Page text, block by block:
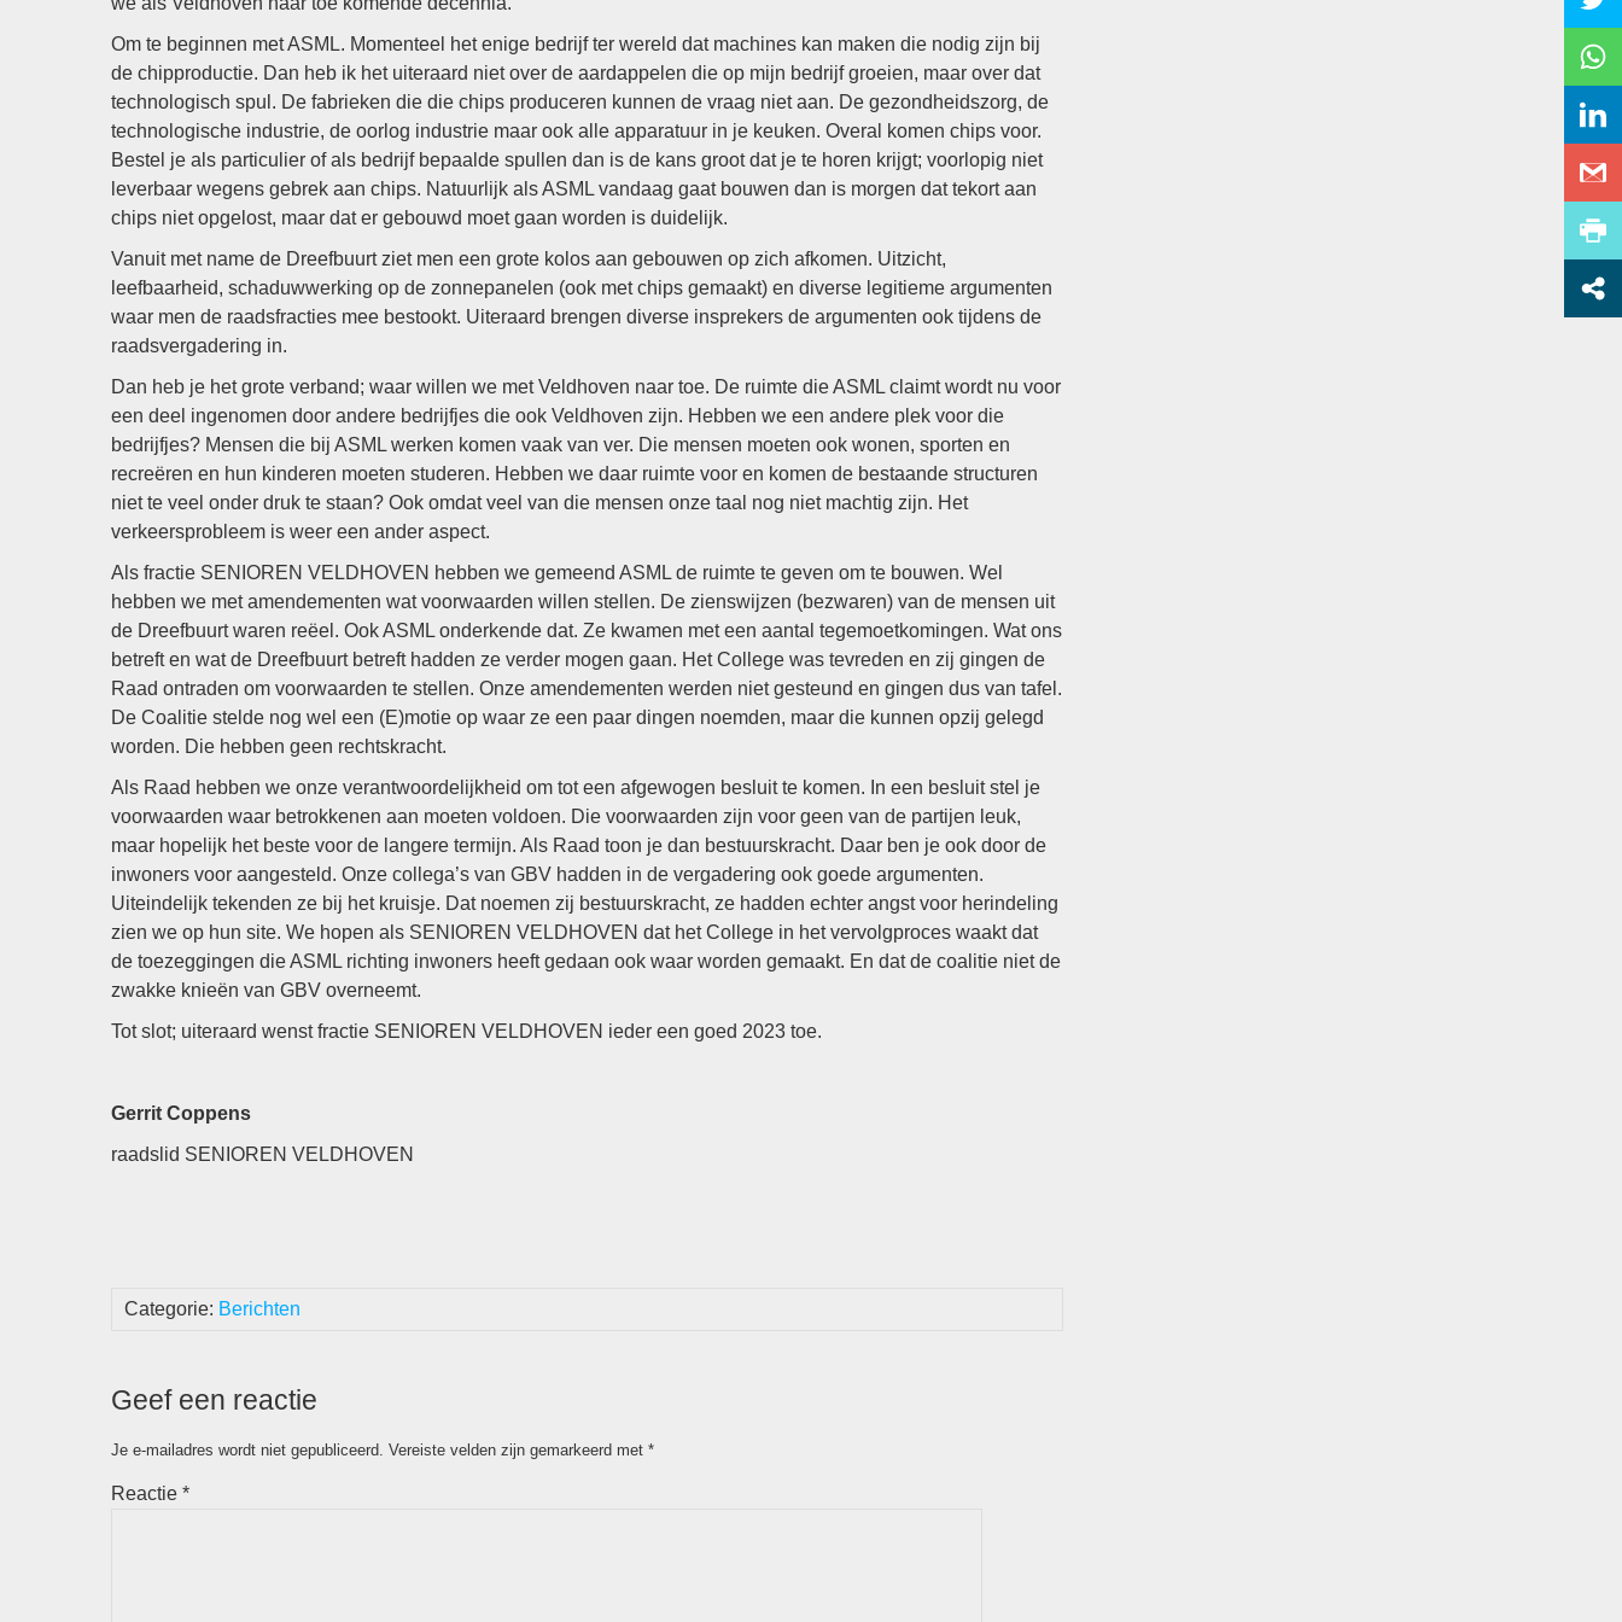
Om te beginnen met ASML. Momenteel het enige bedrijf ter wereld dat machines kan maken die nodig zijn bij
de chipproductie. Dan heb ik het uiteraard niet over de aardappelen die op mijn bedrijf groeien, maar over dat
technologisch spul. De fabrieken die die chips produceren kunnen de vraag niet aan. De gezondheidszorg, de
technologische industrie, de oorlog industrie maar ook alle apparatuur in je keuken. Overal komen chips voor.
Bestel je als particulier of als bedrijf bepaalde spullen dan is de kans groot dat je te horen krijgt; voorlopig niet
leverbaar wegens gebrek aan chips. Natuurlijk als ASML vandaag gaat bouwen dan is morgen dat tekort aan
chips niet opgelost, maar dat er gebouwd moet gaan worden is duidelijk.
Vanuit met name de Dreefbuurt ziet men een grote kolos aan gebouwen op zich afkomen. Uitzicht,
leefbaarheid, schaduwwerking op de zonnepanelen (ook met chips gemaakt) en diverse legitieme argumenten
waar men de raadsfracties mee bestookt. Uiteraard brengen diverse insprekers de argumenten ook tijdens de
raadsvergadering in.
Dan heb je het grote verband; waar willen we met Veldhoven naar toe. De ruimte die ASML claimt wordt nu voor
een deel ingenomen door andere bedrijfjes die ook Veldhoven zijn. Hebben we een andere plek voor die
bedrijfjes? Mensen die bij ASML werken komen vaak van ver. Die mensen moeten ook wonen, sporten en
recreëren en hun kinderen moeten studeren. Hebben we daar ruimte voor en komen de bestaande structuren
niet te veel onder druk te staan? Ook omdat veel van die mensen onze taal nog niet machtig zijn. Het
verkeersprobleem is weer een ander aspect.
Als fractie SENIOREN VELDHOVEN hebben we gemeend ASML de ruimte te geven om te bouwen. Wel
hebben we met amendementen wat voorwaarden willen stellen. De zienswijzen (bezwaren) van de mensen uit
de Dreefbuurt waren reëel. Ook ASML onderkende dat. Ze kwamen met een aantal tegemoetkomingen. Wat ons
betreft en wat de Dreefbuurt betreft hadden ze verder mogen gaan. Het College was tevreden en zij gingen de
Raad ontraden om voorwaarden te stellen. Onze amendementen werden niet gesteund en gingen dus van tafel.
De Coalitie stelde nog wel een (E)motie op waar ze een paar dingen noemden, maar die kunnen opzij gelegd
worden. Die hebben geen rechtskracht.
Als Raad hebben we onze verantwoordelijkheid om tot een afgewogen besluit te komen. In een besluit stel je
voorwaarden waar betrokkenen aan moeten voldoen. Die voorwaarden zijn voor geen van de partijen leuk,
maar hopelijk het beste voor de langere termijn. Als Raad toon je dan bestuurskracht. Daar ben je ook door de
inwoners voor aangesteld. Onze collega’s van GBV hadden in de vergadering ook goede argumenten.
Uiteindelijk tekenden ze bij het kruisje. Dat noemen zij bestuurskracht, ze hadden echter angst voor herindeling
zien we op hun site. We hopen als SENIOREN VELDHOVEN dat het College in het vervolgproces waakt dat
de toezeggingen die ASML richting inwoners heeft gedaan ook waar worden gemaakt. En dat de coalitie niet de
zwakke knieën van GBV overneemt.
Tot slot; uiteraard wenst fractie SENIOREN VELDHOVEN ieder een goed 2023 toe.
Gerrit Coppens
raadslid SENIOREN VELDHOVEN
Categorie: Berichten
Geef een reactie
Je e-mailadres wordt niet gepubliceerd. Vereiste velden zijn gemarkeerd met *
Reactie *